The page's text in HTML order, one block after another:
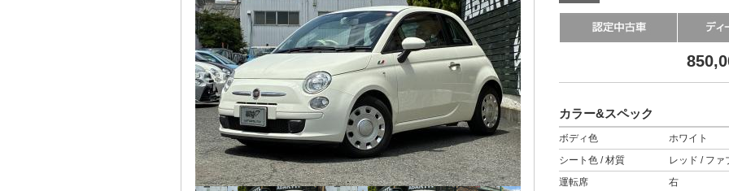
カラー&スペック
ボディ色
ホワイト
シート色 / 材質
レッド / ファ
運転席
右